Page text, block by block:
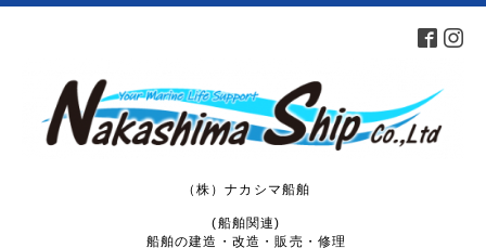
（株）ナカシマ船舶
(船舶関連)
船舶の建造・改造・販売・修理